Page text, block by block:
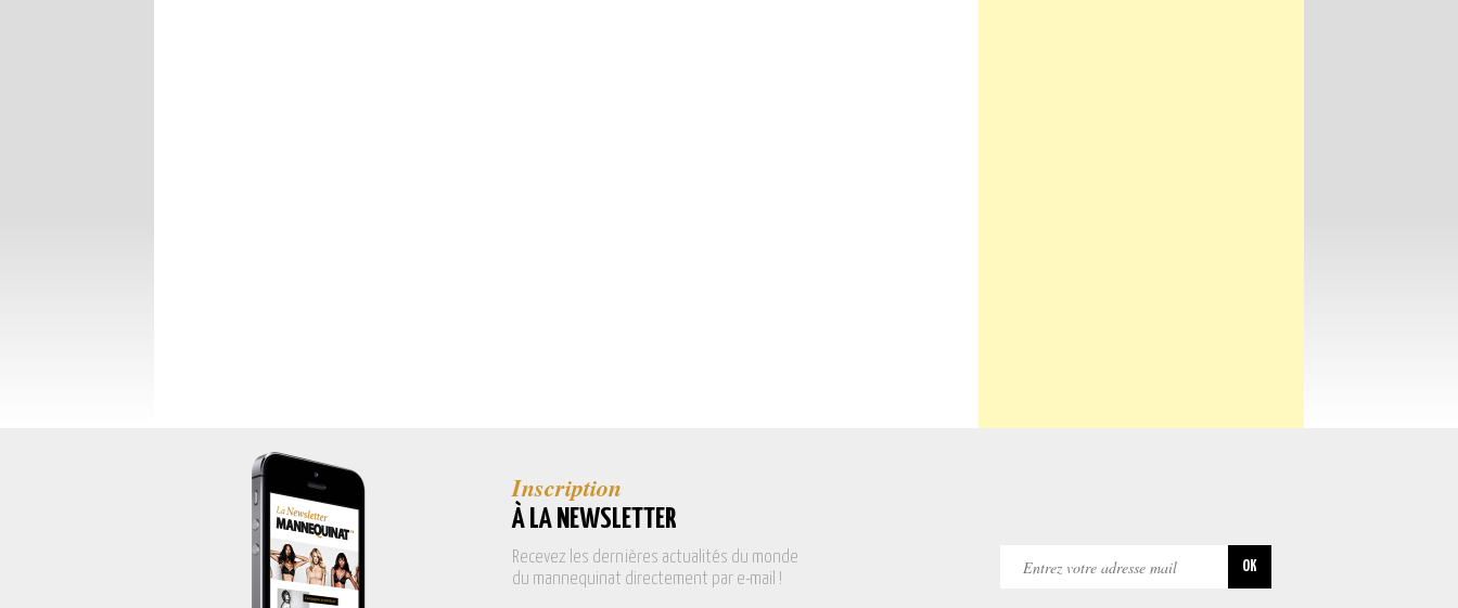
Inscription
À LA NEWSLETTER
Recevez les dernières actualités du monde
du mannequinat directement par e-mail !